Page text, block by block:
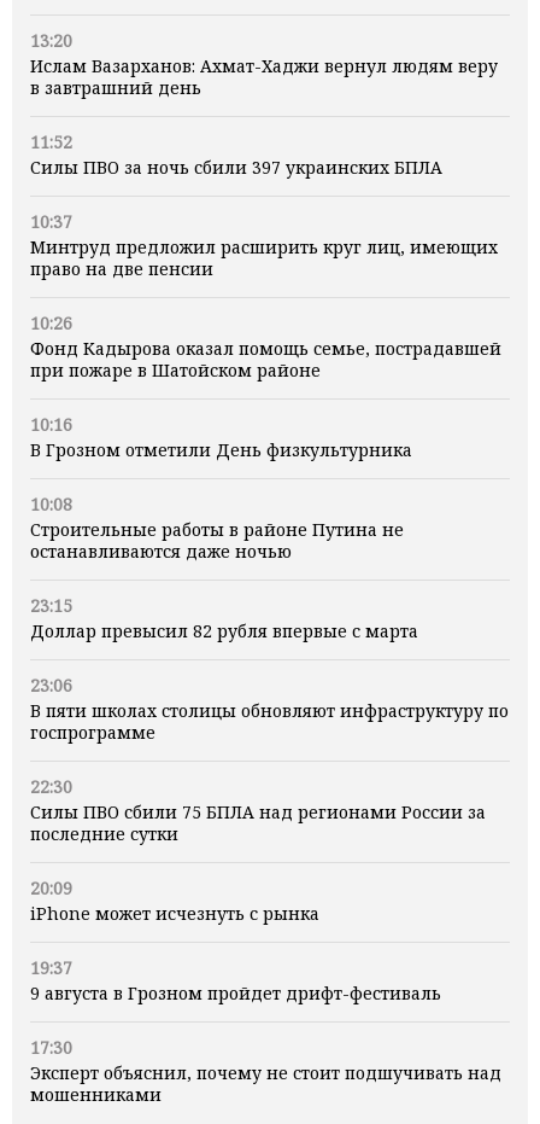
13:20
Ислам Вазарханов: Ахмат-Хаджи вернул людям веру
в завтрашний день
11:52
Силы ПВО за ночь сбили 397 украинских БПЛА
10:37
Минтруд предложил расширить круг лиц, имеющих
право на две пенсии
10:26
Фонд Кадырова оказал помощь семье, пострадавшей
при пожаре в Шатойском районе
10:16
В Грозном отметили День физкультурника
10:08
Строительные работы в районе Путина не
останавливаются даже ночью
23:15
Доллар превысил 82 рубля впервые с марта
23:06
В пяти школах столицы обновляют инфраструктуру по
госпрограмме
22:30
Силы ПВО сбили 75 БПЛА над регионами России за
последние сутки
20:09
iPhone может исчезнуть с рынка
19:37
9 августа в Грозном пройдет дрифт-фестиваль
17:30
Эксперт объяснил, почему не стоит подшучивать над
мошенниками